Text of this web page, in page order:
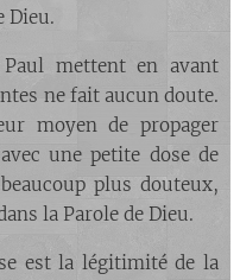
Dieu.
mettent en avant
ne fait aucun doute.
moyen de propager
une petite dose de
plus douteux,
la Parole de Dieu.
est la légitimité de la